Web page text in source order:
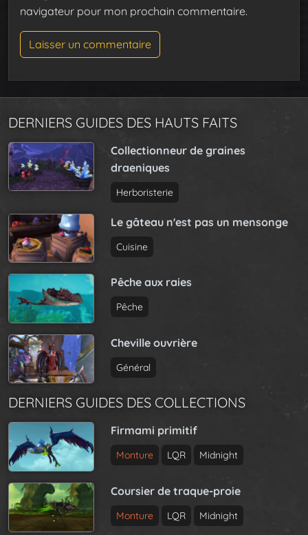
navigateur pour mon prochain commentaire.
DERNIERS GUIDES DES HAUTS FAITS
Collectionneur de graines
draeniques
Herboristerie
Le gâteau n'est pas un mensonge
Cuisine
Pêche aux raies
Pêche
Cheville ouvrière
Général
DERNIERS GUIDES DES COLLECTIONS
Firmami primitif
Monture LQR Midnight
Coursier de traque-proie
Monture LQR Midnight